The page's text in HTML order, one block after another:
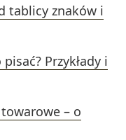
tablicy znaków i
Przykłady i
– o